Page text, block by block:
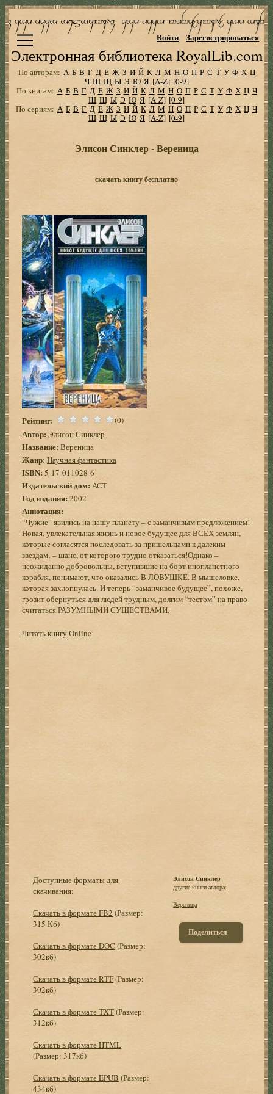
Электронная библиотека RoyalLib.com
Войти Зарегистрироваться
По авторам: А Б В Г Д Е Ж З И Й К Л М Н О П Р С Т У Ф Х Ц
Ч Ш Щ Ы Э Ю Я [A-Z] [0-9]
По книгам: А Б В Г Д Е Ж З И Й К Л М Н О П Р С Т У Ф Х Ц Ч
Ш Щ Ы Э Ю Я [A-Z] [0-9]
По сериям: А Б В Г Д Е Ж З И Й К Л М Н О П Р С Т У Ф Х Ц Ч
Ш Щ Ы Э Ю Я [A-Z] [0-9]
Элисон Синклер - Вереница
скачать книгу бесплатно
Рейтинг: (0)
Автор: Элисон Синклер
Название: Вереница
Жанр: Научная фантастика
ISBN:5-17-011028-6
Издательский дом: АСТ
Год издания: 2002
Аннотация:
“Чужие” явились на нашу планету – с заманчивым предложением!
Новая, увлекательная жизнь и новое будущее для ВСЕХ землян,
которые согласятся последовать за пришельцами к далеким
звездам, – шанс, от которого трудно отказаться!Однако –
неожиданно добровольцы, вступившие на борт инопланетного
корабля, понимают, что оказались В ЛОВУШКЕ. В мышеловке,
которая захлопнулась. И теперь “заманчивое будущее”, похоже,
грозит обернуться для людей трудным, долгим “тестом” на право
считаться РАЗУМНЫМИ СУЩЕСТВАМИ.
Читать книгу Online
Доступные форматы для
скачивания:
Скачать в формате FB2 (Размер:
315 Кб)
Скачать в формате DOC (Размер:
302кб)
Скачать в формате RTF(Размер:
302кб)
Скачать в формате TXT(Размер:
312кб)
Скачать в формате HTML
(Размер: 317кб)
Скачать в формате EPUB (Размер:
434кб)
Элисон Синклер
другие книги автора:
Вереница
Поделиться